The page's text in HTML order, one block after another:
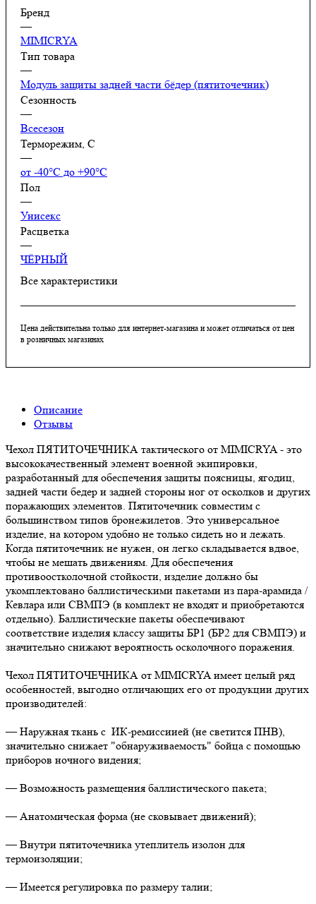
Бренд
—
MIMICRYA
Тип товара
—
Модуль защиты задней части бёдер (пятиточечник)
Сезонность
—
Всесезон
Терморежим, C
—
от -40°С до +90°С
Пол
—
Унисекс
Расцветка
—
ЧЁРНЫЙ
Все характеристики
Цена действительна только для интернет-магазина и может отличаться от цен
в розничных магазинах
Описание
Отзывы
Чехол ПЯТИТОЧЕЧНИКА тактического от MIMICRYA - это
высококачественный элемент военной экипировки,
разработанный для обеспечения защиты поясницы, ягодиц,
задней части бедер и задней стороны ног от осколков и других
поражающих элементов. Пятиточечник совместим с
большинством типов бронежилетов. Это универсальное
изделие, на котором удобно не только сидеть но и лежать.
Когда пятиточечник не нужен, он легко складывается вдвое,
чтобы не мешать движениям. Для обеспечения
противоостколочной стойкости, изделие должно бы
укомплектовано баллистическими пакетами из пара-арамида /
Кевлара или СВМПЭ (в комплект не входят и приобретаются
отдельно). Баллистические пакеты обеспечивают
соответствие изделия классу защиты БР1 (БР2 для СВМПЭ) и
значительно снижают вероятность осколочного поражения.
Чехол ПЯТИТОЧЕЧНИКА от MIMICRYA имеет целый ряд
особенностей, выгодно отличающих его от продукции других
производителей:
— Наружная ткань с ИК-ремиссиией (не светится ПНВ),
значительно снижает "обнаруживаемость" бойца с помощью
приборов ночного видения;
— Возможность размещения баллистического пакета;
— Анатомическая форма (не сковывает движений);
— Внутри пятиточечника утеплитель изолон для
термоизоляции;
— Имеется регулировка по размеру талии;